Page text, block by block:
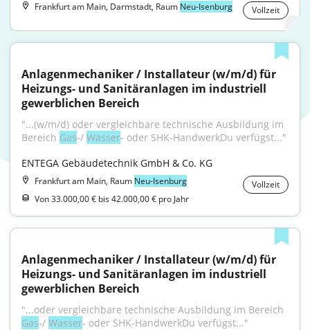
Frankfurt am Main, Darmstadt, Raum Neu-Isenburg Vollzeit
Anlagenmechaniker / Installateur (w/m/d) für
Heizungs- und Sanitäranlagen im industriell
gewerblichen Bereich
"...(w/m/d) oder vergleichbare technische Ausbildung im
Bereich Gas-/ Wasser- oder SHK-HandwerkDu verfügst..."
ENTEGA Gebäudetechnik GmbH & Co. KG
Frankfurt am Main, Raum Neu-Isenburg
Vollzeit
Von 33.000,00 € bis 42.000,00 € pro Jahr
Anlagenmechaniker / Installateur (w/m/d) für
Heizungs- und Sanitäranlagen im industriell
gewerblichen Bereich
Gas-/ Wasser- oder SHK-HandwerkDu verfügst..."